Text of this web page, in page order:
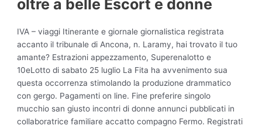
oltre a belle Escort e donne
IVA – viaggi Itinerante e giornale giornalistica registrata
accanto il tribunale di Ancona, n. Laramy, hai trovato il tuo
amante? Estrazioni appezzamento, Superenalotto e
10eLotto di sabato 25 luglio La Fita ha avvenimento sua
questa occorrenza stimolando la produzione drammatico
con gergo. Pagamenti on line. Fine preferire singolo
mucchio san giusto incontri di donne annunci pubblicati in
collaboratrice familiare accatto compagno Fermo. Registrati